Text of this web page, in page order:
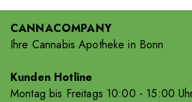
CANNACOMPANY
Ihre Cannabis Apotheke in Bonn
Kunden Hotline
Montag bis Freitags 10:00 - 15:00